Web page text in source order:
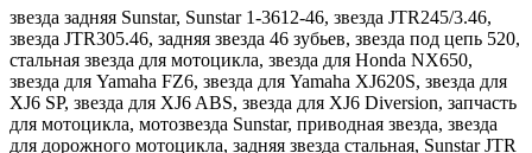
звезда задняя Sunstar, Sunstar 1-3612-46, звезда JTR245/3.46,
звезда JTR305.46, задняя звезда 46 зубьев, звезда под цепь 520,
стальная звезда для мотоцикла, звезда для Honda NX650,
звезда для Yamaha FZ6, звезда для Yamaha XJ620S, звезда для
XJ6 SP, звезда для XJ6 ABS, звезда для XJ6 Diversion, запчасть
для мотоцикла, мотозвезда Sunstar, приводная звезда, звезда
для дорожного мотоцикла, задняя звезда стальная, Sunstar JTR